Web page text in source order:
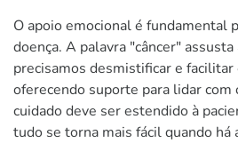
O apoio emocional é fundamental
doença. A palavra "câncer"
precisamos desmistificar e
oferecendo suporte para lidar com
cuidado deve ser estendido à
tudo se torna mais fácil quando há